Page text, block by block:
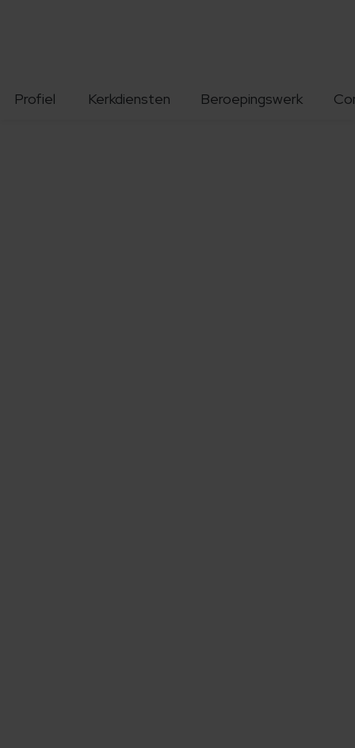
Profiel Kerkdiensten Beroepingswerk